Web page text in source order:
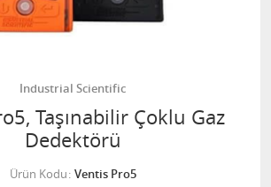
Industrial Scientific
Taşınabilir Çoklu Gaz
Dedektörü
Ürün Kodu Ventis Pro5